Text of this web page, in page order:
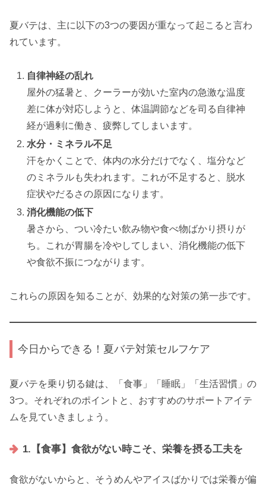
夏バテは、主に以下の3つの要因が重なって起こると言わ
れています。
自律神経の乱れ
屋外の猛暑と、クーラーが効いた室内の急激な温度
差に体が対応しようと、体温調節などを司る自律神
経が過剰に働き、疲弊してしまいます。
水分・ミネラル不足
汗をかくことで、体内の水分だけでなく、塩分など
のミネラルも失われます。これが不足すると、脱水
症状やだるさの原因になります。
消化機能の低下
暑さから、つい冷たい飲み物や食べ物ばかり摂りが
ち。これが胃腸を冷やしてしまい、消化機能の低下
や食欲不振につながります。
これらの原因を知ることが、効果的な対策の第一歩です。
今日からできる！夏バテ対策セルフケア
夏バテを乗り切る鍵は、「食事」「睡眠」「生活習慣」の
3つ。それぞれのポイントと、おすすめのサポートアイテ
ムを見ていきましょう。
1.【食事】食欲がない時こそ、栄養を摂る工夫を
食欲がないからと、そうめんやアイスばかりでは栄養が偏